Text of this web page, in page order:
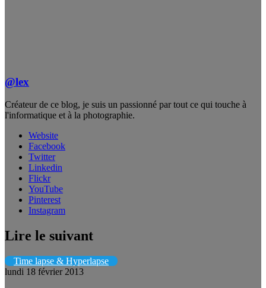
@lex
Créateur de ce blog, je suis un passionné par tout ce qui touche à
l'informatique et à la photographie.
Website
Facebook
Twitter
Linkedin
Flickr
YouTube
Pinterest
Instagram
Lire le suivant
Time lapse & Hyperlapse
lundi 18 février 2013